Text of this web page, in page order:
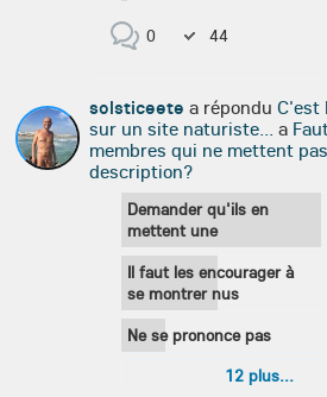
0 44
solsticeete a répondu C'est
sur un site naturiste... a
membres qui ne mettent
description?
Demander qu'ils en
mettent une
Il faut les encourager à
se montrer nus
Ne se prononce pas
12 plus...